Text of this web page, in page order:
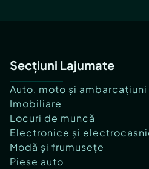
Secțiuni Lajumate
Auto, moto și ambarcațiuni
Imobiliare
Locuri de muncă
Electronice și
Modă și frumusețe
Piese auto